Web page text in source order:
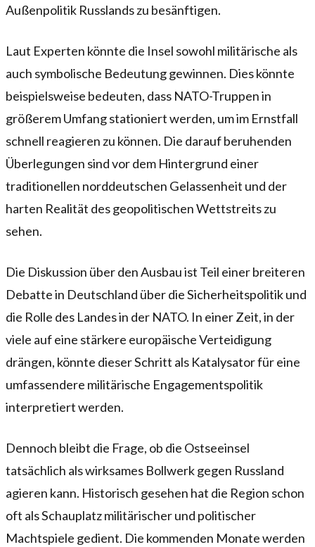
Außenpolitik Russlands zu besänftigen.
Laut Experten könnte die Insel sowohl militärische als
auch symbolische Bedeutung gewinnen. Dies könnte
beispielsweise bedeuten, dass NATO-Truppen in
größerem Umfang stationiert werden, um im Ernstfall
schnell reagieren zu können. Die darauf beruhenden
Überlegungen sind vor dem Hintergrund einer
traditionellen norddeutschen Gelassenheit und der
harten Realität des geopolitischen Wettstreits zu
sehen.
Die Diskussion über den Ausbau ist Teil einer breiteren
Debatte in Deutschland über die Sicherheitspolitik und
die Rolle des Landes in der NATO. In einer Zeit, in der
viele auf eine stärkere europäische Verteidigung
drängen, könnte dieser Schritt als Katalysator für eine
umfassendere militärische Engagementspolitik
interpretiert werden.
Dennoch bleibt die Frage, ob die Ostseeinsel
tatsächlich als wirksames Bollwerk gegen Russland
agieren kann. Historisch gesehen hat die Region schon
oft als Schauplatz militärischer und politischer
Machtspiele gedient. Die kommenden Monate werden